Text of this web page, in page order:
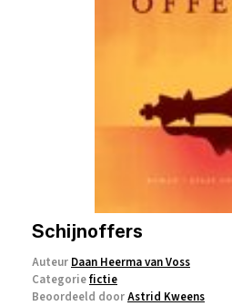
Schijnoffers
Auteur Daan Heerma van Voss
Categoriefictie
Beoordeeld doorAstrid Kweens